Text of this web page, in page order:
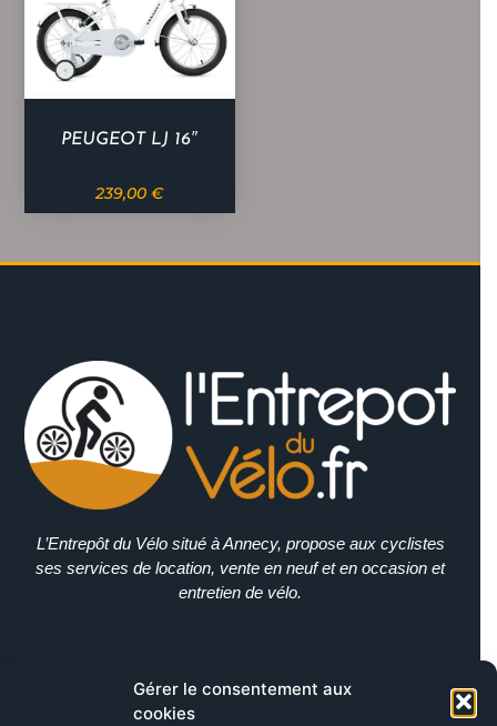
Gérer le consentement aux
cookies
PEUGEOT LJ 16″
239,00€
L’Entrepôt du Vélo situé à Annecy, propose aux cyclistes
ses services de location, vente en neuf et en occasion et
entretien de vélo.